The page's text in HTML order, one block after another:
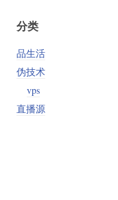
分类
品生活
伪技术
vps
直播源